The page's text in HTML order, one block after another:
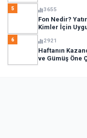
5 3655
Fon Nedir?
Kimler İçin
6 2921
Haftanın
ve Gümüş Öne